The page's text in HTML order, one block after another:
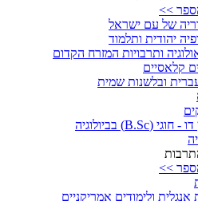
>>
של עם ישראל
יהודית ותלמוד
ותרבויות המזרח הקדום
קלאסיים
ובלשנות שמית
תואר ראשון דו - חוגי (B.Sc) בביולוגיה
>>
אנגלית ולימודים אמריקניים